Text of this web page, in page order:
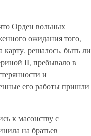
Орден вольных
ожидания того,
карту, решалось, быть ли
II, пребывало в
и
его работы пришли
к масонству с
на братьев